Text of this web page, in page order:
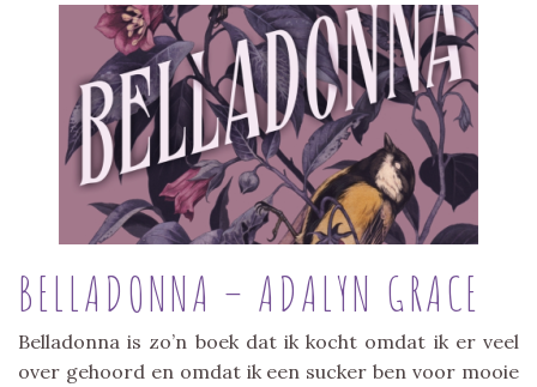
BELLADONNA – ADALYN GRACE
Belladonna is zo’n boek dat ik kocht omdat ik er veel
over gehoord en omdat ik een sucker ben voor mooie